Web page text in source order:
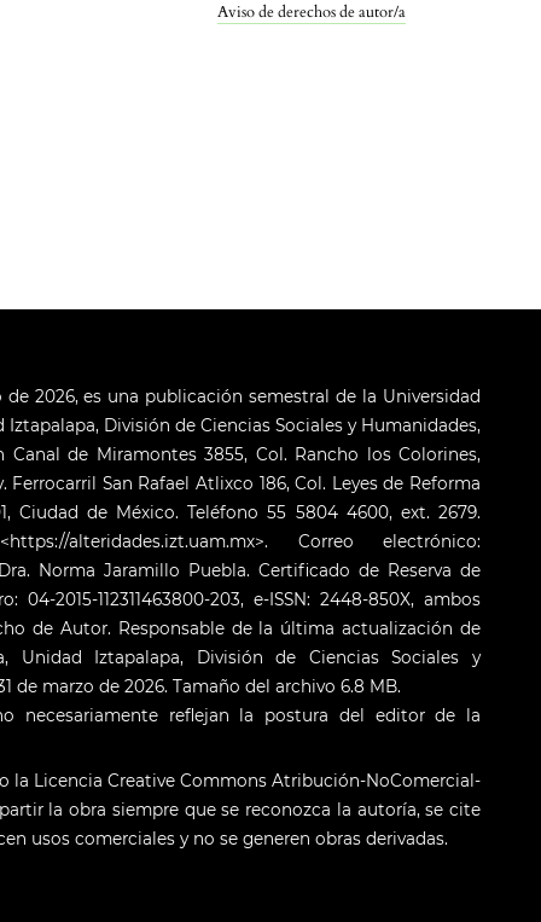
Aviso de derechos de autor/a
de 2026, es una publicación semestral de la Universidad
División de Ciencias Sociales y Humanidades,
de Miramontes 3855, Col. Rancho los Colorines,
Ferrocarril San Rafael Atlixco 186, Col. Leyes de Reforma
Ciudad de México. Teléfono 55 5804 4600, ext. 2679.
alteridades.izt.uam.mx>. Correo electrónico:
Norma Jaramillo Puebla. Certificado de Reserva de
2015-112311463800-203, e-ISSN: 2448-850X, ambos
de Autor. Responsable de la última actualización de
Unidad Iztapalapa, División de Ciencias Sociales y
de marzo de 2026. Tamaño del archivo 6.8 MB.
necesariamente reflejan la postura del editor de la
la Licencia Creative Commons Atribución-NoComercial-
la obra siempre que se reconozca la autoría, se cite
usos comerciales y no se generen obras derivadas.